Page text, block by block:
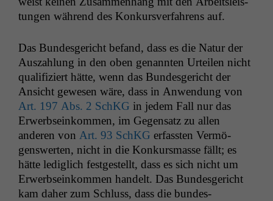
tun­gen während des Konkursver­fahrens auf.
Das Bun­des­gericht befand, dass es die Natur der
Auszahlung in den oben genan­nten Urteilen nicht
qual­i­fiziert hätte, wenn das Bun­des­gericht der
Ansicht gewe­sen wäre, dass in Anwen­dung von
Art. 197 Abs. 2 SchKG in jedem Fall nur das
Erwerb­seinkom­men, im Gegen­satz zu allen
anderen von Art. 93 SchKG erfassten Ver­mö­
genswerten, nicht in die Konkurs­masse fällt; es
hätte lediglich fest­gestellt, dass es sich nicht um
Erwerb­seinkom­men han­delt. Das Bun­des­gericht
kam daher zum Schluss, dass die bun­des­